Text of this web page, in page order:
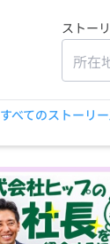
ストー
所在
すべてのストーリ